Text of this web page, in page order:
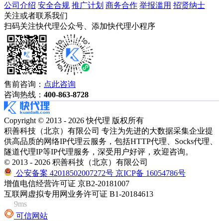
公司介绍 安全合规 推广计划 商务合作 举报滥用 招贤纳士
关注或者联系我们
扫码关注快代理公众号、添加快代理小程序
售前咨询： 点此咨询
咨询热线： 400-863-8728
Copyright © 2013 - 2026 快代理 版权所有
积善科技（北京）有限公司 专注为先进的大数据采集企业提
供高品质的网络IP代理云服务，包括HTTP代理、Socks代理、
隧道代理IP等IP代理服务，深受用户好评，欢迎咨询。
© 2013 - 2026 积善科技（北京）有限公司
公安备案 42018502007272号 京ICP备 16054786号
增值电信经营许可证 京B2-20181007
互联网虚拟专用网业务许可证 B1-20184613
9ms
可信网站